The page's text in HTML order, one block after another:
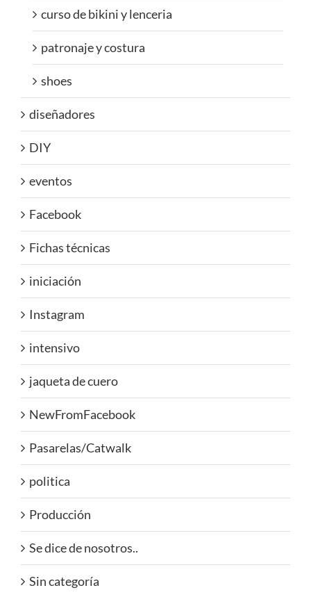
curso de bikini y lenceria
patronaje y costura
shoes
diseñadores
DIY
eventos
Facebook
Fichas técnicas
iniciación
Instagram
intensivo
jaqueta de cuero
NewFromFacebook
Pasarelas/Catwalk
politica
Producción
Se dice de nosotros..
Sin categoría